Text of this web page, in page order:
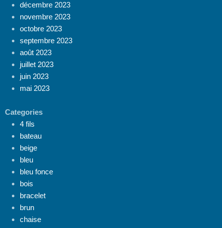
décembre 2023
novembre 2023
octobre 2023
septembre 2023
août 2023
juillet 2023
juin 2023
mai 2023
Categories
4 fils
bateau
beige
bleu
bleu fonce
bois
bracelet
brun
chaise